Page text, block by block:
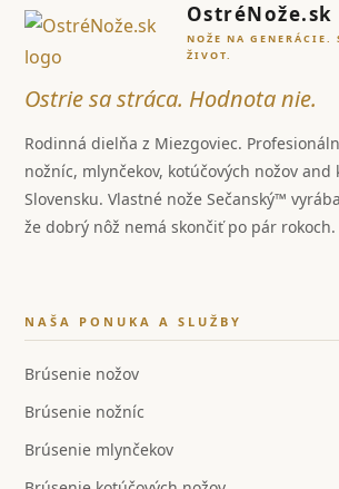
OstréNože.sk
NOŽE NA GENERÁCIE.
ŽIVOT.
Ostrie sa stráca. Hodnota nie.
Rodinná dielňa z Miezgoviec.
nožníc, mlynčekov, kotúčových nožov and
Slovensku. Vlastné nože Sečanský™
že dobrý nôž nemá skončiť po pár rokoch.
NAŠA PONUKA A SLUŽBY
Brúsenie nožov
Brúsenie nožníc
Brúsenie mlynčekov